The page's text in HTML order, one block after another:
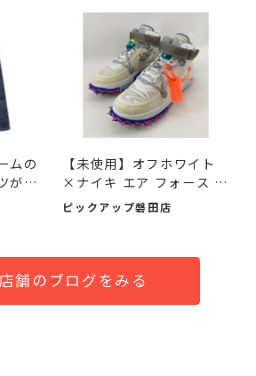
ムの
が入
【未使用】オフホワイト
×ナイキ エア フォース 1
M...
ピックアップ磐田店
舗のブログをみる